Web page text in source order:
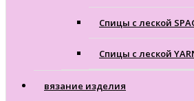
Спицы с леской
Спицы с леской
вязание изделия